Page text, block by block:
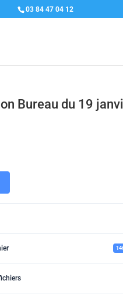
03 84 47 04 12
Bureau du 19